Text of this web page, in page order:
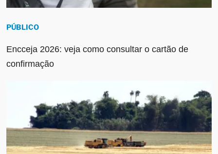
PÚBLICO
Encceja 2026: veja como consultar o cartão de
confirmação